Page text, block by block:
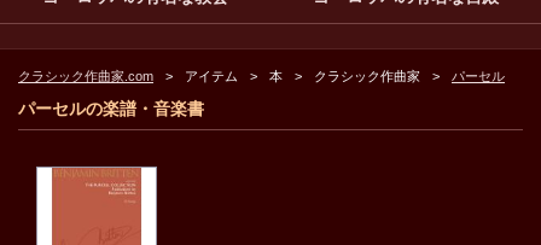
クラシック作曲家.com アイテム 本 クラシック作曲家 パーセル
パーセルの楽譜・音楽書